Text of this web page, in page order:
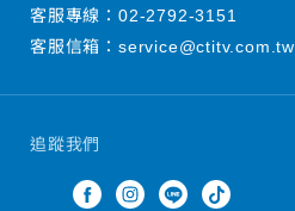
追蹤我們
客服專線： 02-2792-3151
客服信箱： service@ctitv.com.tw